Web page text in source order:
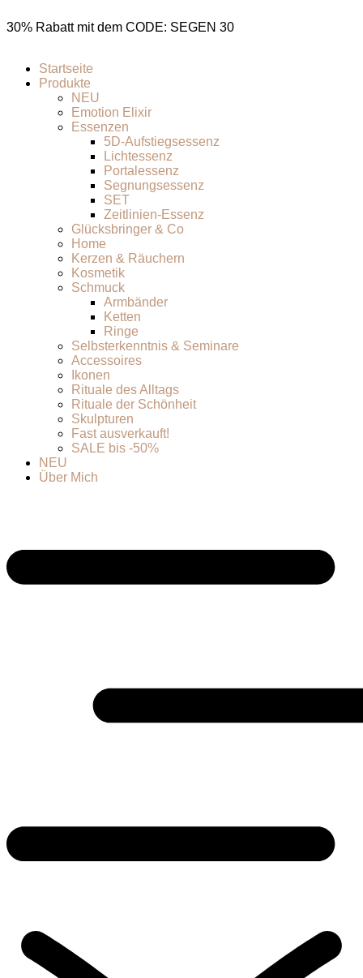
30% Rabatt mit dem CODE: SEGEN 30
Startseite
Produkte
NEU
Emotion Elixir
Essenzen
5D-Aufstiegsessenz
Lichtessenz
Portalessenz
Segnungsessenz
SET
Zeitlinien-Essenz
Glücksbringer & Co
Home
Kerzen & Räuchern
Kosmetik
Schmuck
Armbänder
Ketten
Ringe
Selbsterkenntnis & Seminare
Accessoires
Ikonen
Rituale des Alltags
Rituale der Schönheit
Skulpturen
Fast ausverkauft!
SALE bis -50%
NEU
Über Mich